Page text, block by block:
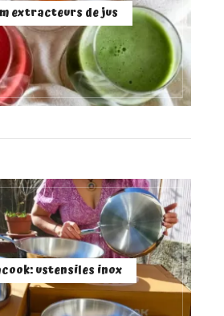
extracteurs de jus
ustensiles inox